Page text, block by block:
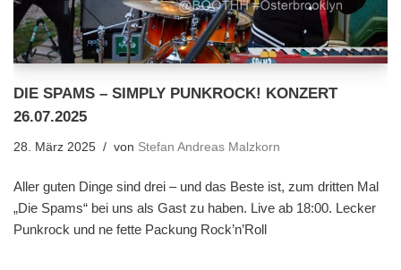
DIE SPAMS – SIMPLY PUNKROCK! KONZERT
26.07.2025
28. März 2025 von Stefan Andreas Malzkorn
Aller guten Dinge sind drei – und das Beste ist, zum dritten Mal
„Die Spams“ bei uns als Gast zu haben. Live ab 18:00. Lecker
Punkrock und ne fette Packung Rock’n’Roll